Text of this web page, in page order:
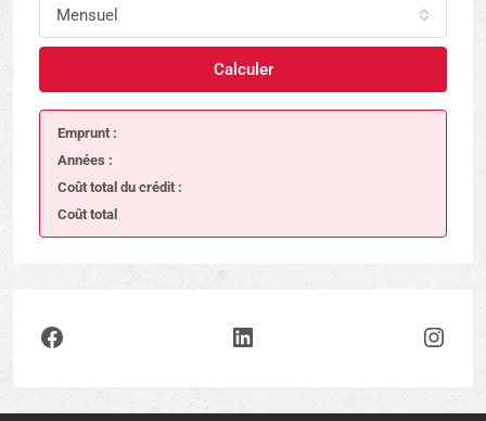
Mensuel
Calculer
Emprunt :
Années :
Coût total du crédit :
Coût total